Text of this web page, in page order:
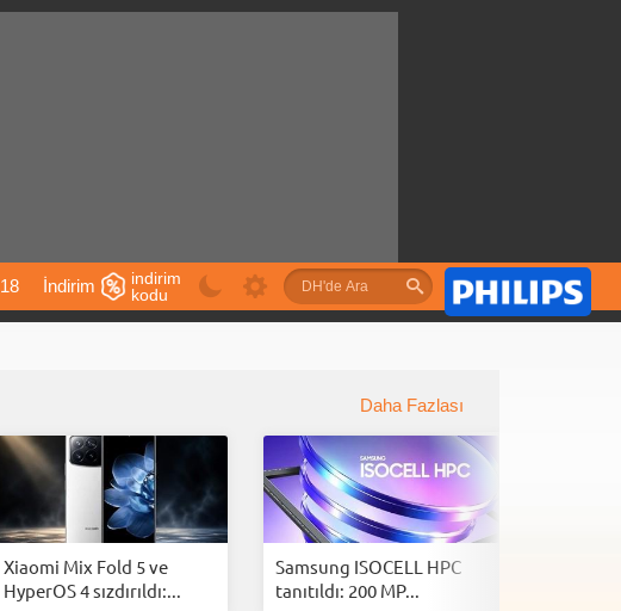
18 İndirim
indirim
kodu
Daha Fazlası
Xiaomi Mix Fold 5 ve
HyperOS 4 sızdırıldı:...
Samsung ISOCELL HPC
tanıtıldı: 200 MP...